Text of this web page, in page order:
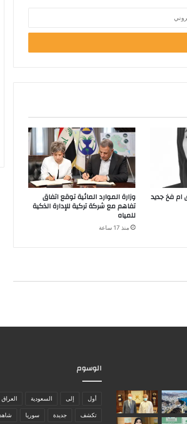
ام فخ جديد وزارة الموارد المائية توقع اتفاق
تفاهم مع شركة تركية للإدارة الذكية
للمياه
منذ 17 ساعة
الوسوم
أول إلى السعودية العراق
تكشف جديدة سوريا شاهد